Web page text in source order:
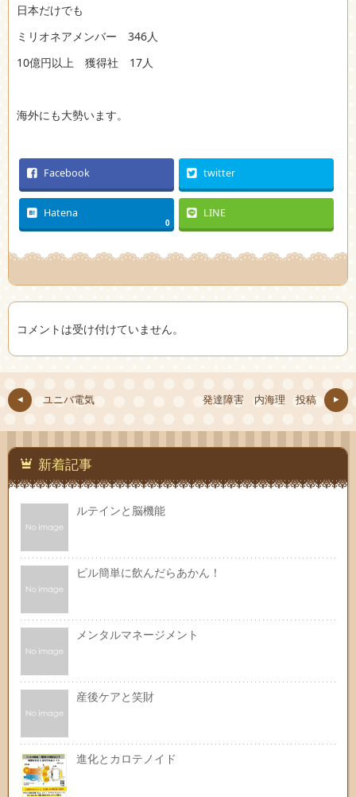
日本だけでも
ミリオネアメンバー 346人
10億円以上 獲得社 17人
海外にも大勢います。
Facebook twitter
Hatena
0
LINE
コメントは受け付けていません。
ユニバ電気 発達障害 内海理 投稿
新着記事
ルテインと脳機能
ピル簡単に飲んだらあかん！
メンタルマネージメント
産後ケアと笑財
進化とカロテノイド